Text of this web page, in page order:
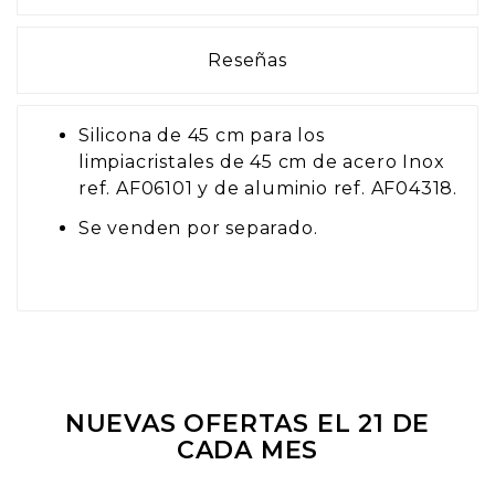
Reseñas
Silicona de 45 cm para los
limpiacristales de 45 cm de acero Inox
ref. AF06101 y de aluminio ref. AF04318.
Se venden por separado.
NUEVAS OFERTAS EL 21 DE
CADA MES